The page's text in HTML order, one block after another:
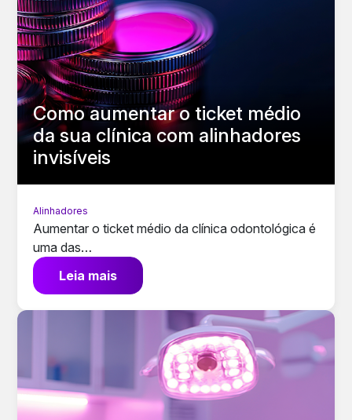
Como aumentar o ticket médio
da sua clínica com alinhadores
invisíveis
Alinhadores
Aumentar o ticket médio da clínica odontológica é
uma das…
Leia mais